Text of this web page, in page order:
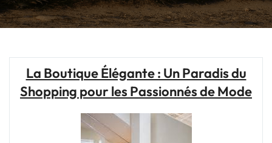
La Boutique Élégante : Un Paradis du
Shopping pour les Passionnés de Mode